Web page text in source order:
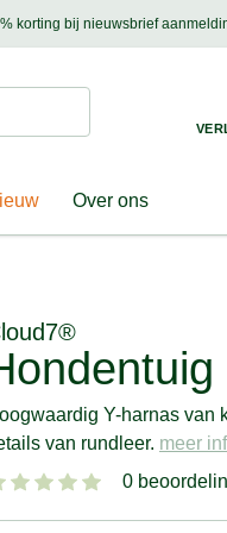
korting bij nieuwsbrief
Ontdek nieuwtjes,
adviseert u graag!
Suchen
Over ons
Y-harnas van
van rundleer. meer
0